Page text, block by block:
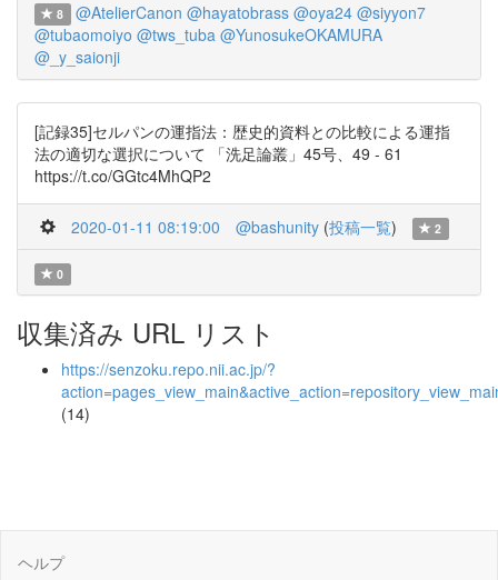
8 @AtelierCanon @hayatobrass @oya24 @siyyon7
@tubaomoiyo @tws_tuba @YunosukeOKAMURA
@_y_saionji
[記録35]セルパンの運指法：歴史的資料との比較による運指
法の適切な選択について 「洗足論叢」45号、49 - 61
https://t.co/GGtc4MhQP2
2020-01-11 08:19:00 @bashunity (投稿一覧) 2
0
収集済み URL リスト
https://senzoku.repo.nii.ac.jp/?
(14)
ヘルプ